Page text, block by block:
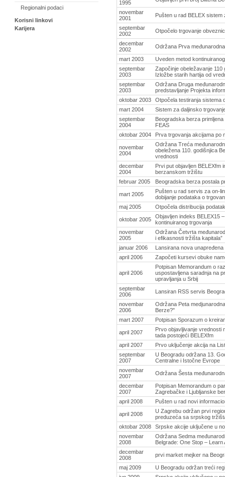
Regionalni podaci
Korisni linkovi
Karijera
1995
novembar
2001
Pušten u rad BELEX sistem
septembar
2002
Otpočelo trgovanje
decembar
2002
Održana Prva
mart 2003
Uveden metod
septembar
2003
Započinje obeležavanje
Izložbe starih hartija od
septembar
2003
Održana Druga
predstavljanje Projekta
oktobar 2003
Otpočela testiranja sistema
mart 2004
Sistem za daljinsko
septembar
2004
Beogradska berza
FEAS
oktobar 2004
Prva trgovanja akcijama po
novembar
2004
Održana Treća
obeležena 110. godišnjica
vrednosti
decembar
2004
Prvi put objavljen BELEXfm
berzanskom tržištu
februar 2005
Beogradska berza postala
mart 2005
Pušten u rad servis za on-
dobijanje podataka o
maj 2005
Otpočela distribucija
oktobar 2005
Objavljen indeks BELEX15
kontinuiranog trgovanja
novembar
2005
Održana Četvrta
i efikasnosti tržišta kapitala”
januar 2006
Lansirana nova
april 2006
Započeti kursevi obuke
april 2006
Potpisan Memorandum o
uspostavljena saradnja na
upravljanja u Srbij
septembar
2006
Lansiran RSS servis
novembar
2006
Održana Peta
Berze?"
mart 2007
Potpisan Sporazum o
april 2007
Prvo objavljivanje vrednosti
tada postojeći BELEXfm
april 2007
Prvo uključenje akcija na
septembar
2007
U Beogradu održana 13.
Centralne i Istočne Evrope
novembar
2007
Održana Šesta
decembar
2007
Potpisan Memorandum o
Zagrebačke i Ljubljanske
april 2008
Pušten u rad novi
april 2008
U Zagrebu održan prvi
preduzeća sa srpskog
oktobar 2008
Srpske akcije uključene u
novembar
2008
Održana Sedma
Belgrade: One Stop – Learn
decembar
2008
prvi market mejker na
maj 2009
U Beogradu održan treći